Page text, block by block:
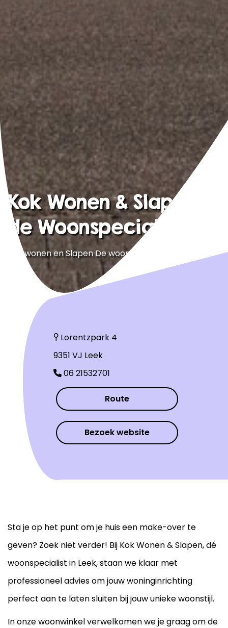
Kok Wonen & Slapen
de Woonspecialist
Kok wonen en Slapen De woonspecialist
Lorentzpark 4
9351 VJ Leek
06 21532701
Route
Bezoek website
Sta je op het punt om je huis een make-over te
geven? Zoek niet verder! Bij Kok Wonen & Slapen, dé
woonspecialist in Leek, staan we klaar met
professioneel advies om jouw woninginrichting
perfect aan te laten sluiten bij jouw unieke woonstijl.
In onze woonwinkel verwelkomen we je graag om de